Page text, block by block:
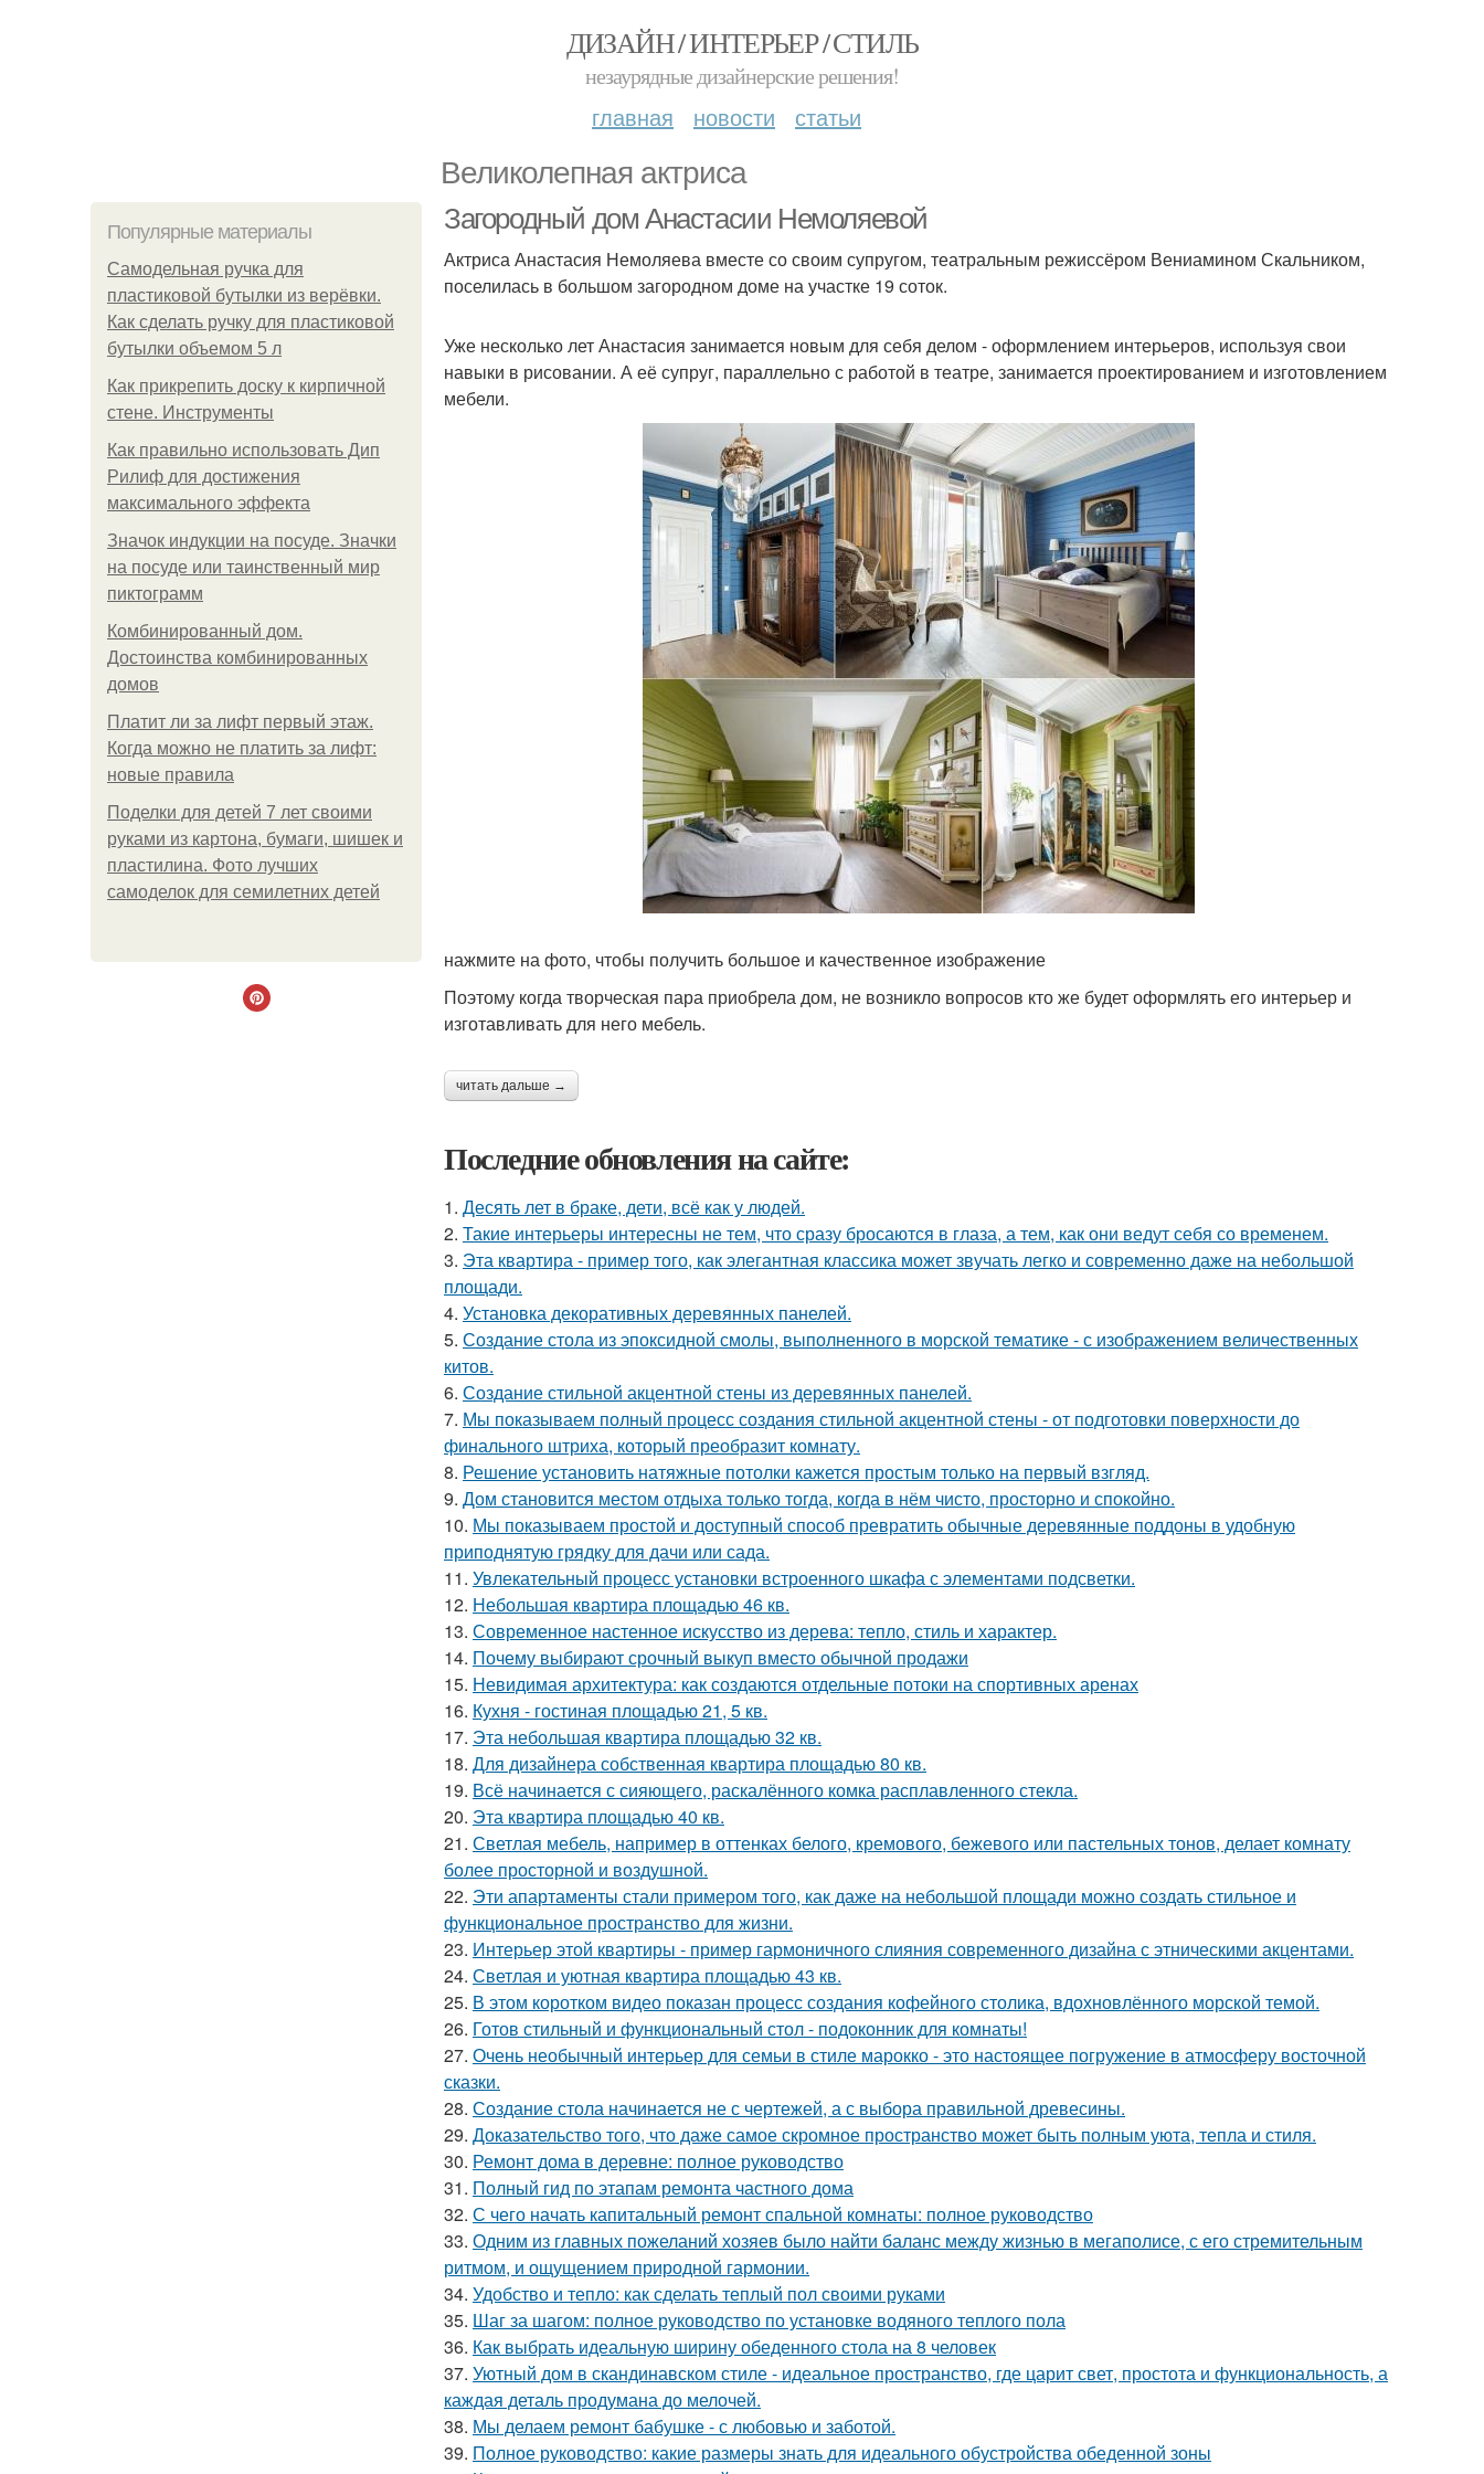
ДИЗАЙН / ИНТЕРЬЕР / СТИЛЬ
незаурядные дизайнерские решения!
главная новости статьи
Великолепная актриса
Популярные материалы
Самодельная ручка для
пластиковой бутылки из верёвки.
Как сделать ручку для пластиковой
бутылки объемом 5 л
Как прикрепить доску к кирпичной
стене. Инструменты
Как правильно использовать Дип
Рилиф для достижения
максимального эффекта
Значок индукции на посуде. Значки
на посуде или таинственный мир
пиктограмм
Комбинированный дом.
Достоинства комбинированных
домов
Платит ли за лифт первый этаж.
Когда можно не платить за лифт:
новые правила
Поделки для детей 7 лет своими
руками из картона, бумаги, шишек и
пластилина. Фото лучших
самоделок для семилетних детей
Загородный дом Анастасии Немоляевой
Актриса Анастасия Немоляева вместе со своим супругом, театральным режиссёром Вениамином Скальником,
поселилась в большом загородном доме на участке 19 соток.
Уже несколько лет Анастасия занимается новым для себя делом - оформлением интерьеров, используя свои
навыки в рисовании. А её супруг, параллельно с работой в театре, занимается проектированием и изготовлением
мебели.
нажмите на фото, чтобы получить большое и качественное изображение
Поэтому когда творческая пара приобрела дом, не возникло вопросов кто же будет оформлять его интерьер и
изготавливать для него мебель.
читать дальше →
Последние обновления на сайте:
1. Десять лет в браке, дети, всё как у людей.
2. Такие интерьеры интересны не тем, что сразу бросаются в глаза, а тем, как они ведут себя со временем.
3. Эта квартира - пример того, как элегантная классика может звучать легко и современно даже на небольшой
площади.
4. Установка декоративных деревянных панелей.
5. Создание стола из эпоксидной смолы, выполненного в морской тематике - с изображением величественных
китов.
6. Создание стильной акцентной стены из деревянных панелей.
7. Мы показываем полный процесс создания стильной акцентной стены - от подготовки поверхности до
финального штриха, который преобразит комнату.
8. Решение установить натяжные потолки кажется простым только на первый взгляд.
9. Дом становится местом отдыха только тогда, когда в нём чисто, просторно и спокойно.
10. Мы показываем простой и доступный способ превратить обычные деревянные поддоны в удобную
приподнятую грядку для дачи или сада.
11. Увлекательный процесс установки встроенного шкафа с элементами подсветки.
12. Небольшая квартира площадью 46 кв.
13. Современное настенное искусство из дерева: тепло, стиль и характер.
14. Почему выбирают срочный выкуп вместо обычной продажи
15. Невидимая архитектура: как создаются отдельные потоки на спортивных аренах
16. Кухня - гостиная площадью 21, 5 кв.
17. Эта небольшая квартира площадью 32 кв.
18. Для дизайнера собственная квартира площадью 80 кв.
19. Всё начинается с сияющего, раскалённого комка расплавленного стекла.
20. Эта квартира площадью 40 кв.
21. Светлая мебель, например в оттенках белого, кремового, бежевого или пастельных тонов, делает комнату
более просторной и воздушной.
22. Эти апартаменты стали примером того, как даже на небольшой площади можно создать стильное и
функциональное пространство для жизни.
23. Интерьер этой квартиры - пример гармоничного слияния современного дизайна с этническими акцентами.
24. Светлая и уютная квартира площадью 43 кв.
25. В этом коротком видео показан процесс создания кофейного столика, вдохновлённого морской темой.
26. Готов стильный и функциональный стол - подоконник для комнаты!
27. Очень необычный интерьер для семьи в стиле марокко - это настоящее погружение в атмосферу восточной
сказки.
28. Создание стола начинается не с чертежей, а с выбора правильной древесины.
29. Доказательство того, что даже самое скромное пространство может быть полным уюта, тепла и стиля.
30. Ремонт дома в деревне: полное руководство
31. Полный гид по этапам ремонта частного дома
32. С чего начать капитальный ремонт спальной комнаты: полное руководство
33. Одним из главных пожеланий хозяев было найти баланс между жизнью в мегаполисе, с его стремительным
ритмом, и ощущением природной гармонии.
34. Удобство и тепло: как сделать теплый пол своими руками
35. Шаг за шагом: полное руководство по установке водяного теплого пола
36. Как выбрать идеальную ширину обеденного стола на 8 человек
37. Уютный дом в скандинавском стиле - идеальное пространство, где царит свет, простота и функциональность, а
каждая деталь продумана до мелочей.
38. Мы делаем ремонт бабушке - с любовью и заботой.
39. Полное руководство: какие размеры знать для идеального обустройства обеденной зоны